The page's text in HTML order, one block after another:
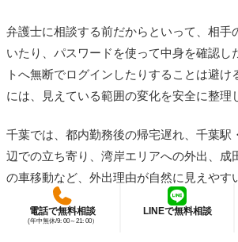
弁護士に相談する前だからといって、相手
いたり、パスワードを使って中身を確認し
トへ無断でログインしたりすることは避け
には、見えている範囲の変化を安全に整理
千葉では、都内勤務後の帰宅遅れ、千葉駅
辺での立ち寄り、湾岸エリアへの外出、成
の車移動など、外出理由が自然に見えやす
そのため、LINEやSNSだけを切り取って判
外出日、帰宅時間、連絡が取れなかった時
電話で無料相談
(年中無休/9: 00～21: 00）
LINEで無料相談